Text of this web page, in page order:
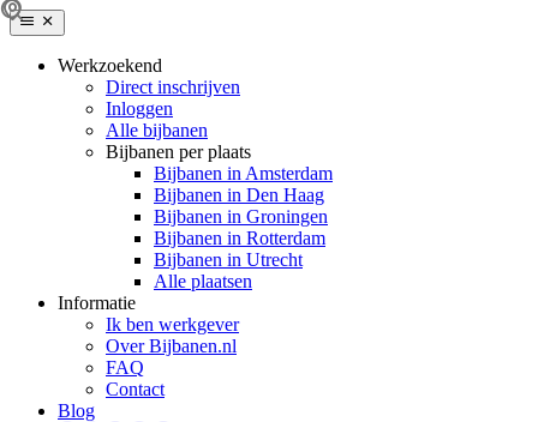
Werkzoekend
Direct inschrijven
Inloggen
Alle bijbanen
Bijbanen per plaats
Bijbanen in Amsterdam
Bijbanen in Den Haag
Bijbanen in Groningen
Bijbanen in Rotterdam
Bijbanen in Utrecht
Alle plaatsen
Informatie
Ik ben werkgever
Over Bijbanen.nl
FAQ
Contact
Blog